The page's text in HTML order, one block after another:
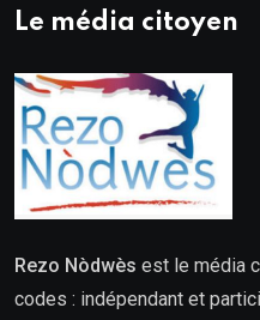
Le média citoyen
Rezo Nòdwès est le média
codes : indépendant et